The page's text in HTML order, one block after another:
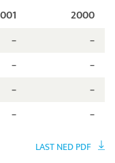
2000
–
–
–
–
–
–
– –
LAST NED PDF